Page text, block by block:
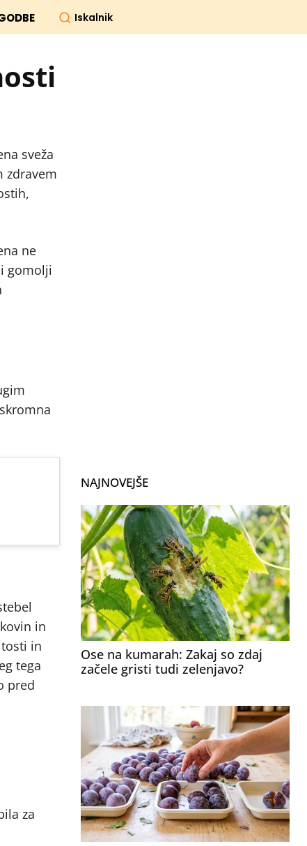
Iskalnik
sveža
zdravem
ne
gomolji
in
in
tega
pred
za
NAJNOVEJŠE
Ose na kumarah: Zakaj so zdaj
začele gristi tudi zelenjavo?